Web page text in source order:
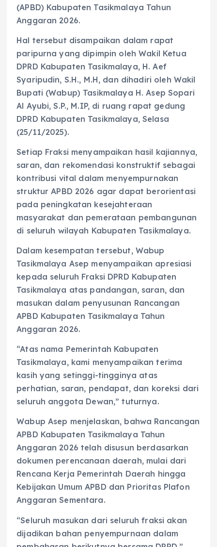
(APBD) Kabupaten Tasikmalaya Tahun
Anggaran 2026.
Hal tersebut disampaikan dalam rapat
paripurna yang dipimpin oleh Wakil Ketua
DPRD Kabupaten Tasikmalaya, H. Aef
Syaripudin, S.H., M.H, dan dihadiri oleh Wakil
Bupati (Wabup) Tasikmalaya H. Asep Sopari
Al Ayubi, S.P., M.IP, di ruang rapat gedung
DPRD Kabupaten Tasikmalaya, Selasa
(25/11/2025).
Setiap Fraksi menyampaikan hasil kajiannya,
saran, dan rekomendasi konstruktif sebagai
kontribusi vital dalam menyempurnakan
struktur APBD 2026 agar dapat berorientasi
pada peningkatan kesejahteraan
masyarakat dan pemerataan pembangunan
di seluruh wilayah Kabupaten Tasikmalaya.
Dalam kesempatan tersebut, Wabup
Tasikmalaya Asep menyampaikan apresiasi
kepada seluruh Fraksi DPRD Kabupaten
Tasikmalaya atas pandangan, saran, dan
masukan dalam penyusunan Rancangan
APBD Kabupaten Tasikmalaya Tahun
Anggaran 2026.
“Atas nama Pemerintah Kabupaten
Tasikmalaya, kami menyampaikan terima
kasih yang setinggi-tingginya atas
perhatian, saran, pendapat, dan koreksi dari
seluruh anggota Dewan,” tuturnya.
Wabup Asep menjelaskan, bahwa Rancangan
APBD Kabupaten Tasikmalaya Tahun
Anggaran 2026 telah disusun berdasarkan
dokumen perencanaan daerah, mulai dari
Rencana Kerja Pemerintah Daerah hingga
Kebijakan Umum APBD dan Prioritas Plafon
Anggaran Sementara.
“Seluruh masukan dari seluruh fraksi akan
dijadikan bahan penyempurnaan dalam